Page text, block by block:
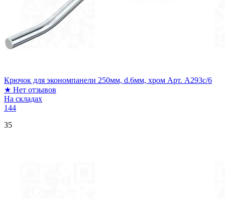
Крючок для экономпанели 250мм, d.6мм, хром Арт. A293c/6
★ Нет отзывов
На складах
144
35